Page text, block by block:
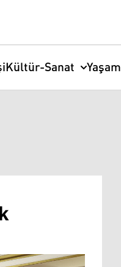
Kültür-Sanat Yaşam